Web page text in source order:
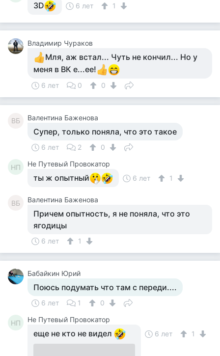
3D 6 лет 1
Владимир Чураков
Мля, аж встал... Чуть не кончил... Но у
меня в ВК е...ее!
6 лет 0 0
ВБ Валентина Баженова
Супер, только поняла, что это такое
6 лет 2 0
НП Не Путевый Провокатор
ты ж опытный 6 лет 1
ВБ Валентина Баженова
Причем опытность, я не поняла, что это
ягодицы
6 лет 1
Бабайкин Юрий
Поюсь подумать что там с переди....
6 лет 1 0
НП Не Путевый Провокатор
еще не кто не видел 6 лет 1